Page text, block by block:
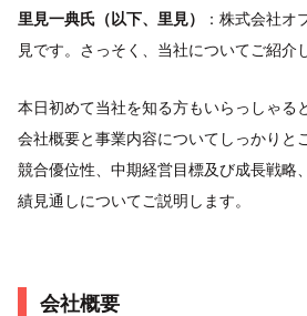
里見一典氏（以下、里見）
：株式会社オ
見です。さっそく、当社についてご紹介
本日初めて当社を知る方もいらっしゃる
会社概要と事業内容についてしっかりと
競合優位性、中期経営目標及び成長戦略
績見通しについてご説明します。
会社概要